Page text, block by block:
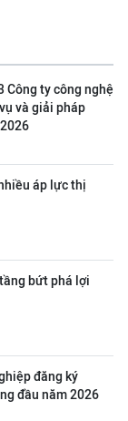
Công ty công nghệ
và giải pháp
áp lực thị
bứt phá lợi
đăng ký
đầu năm 2026